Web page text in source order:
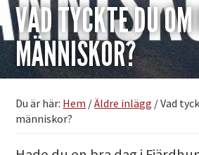
VAD TYCKTE DU
MÄNNISKOR?
Du är här: Hem /Äldre inlägg /Vad
människor?